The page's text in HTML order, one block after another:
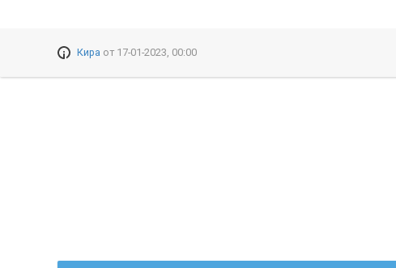
Кира от 17-01-2023, 00:00